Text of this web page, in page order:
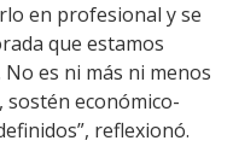
en profesional y se
que estamos
es ni más ni menos
económico-
reflexionó.